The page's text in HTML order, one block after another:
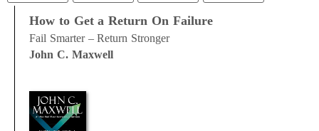
經營管理
How to Get a Return On Failure
Fail Smarter – Return Stronger
John C. Maxwell